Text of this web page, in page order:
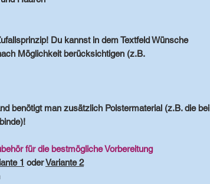
Du kannst in dem Textfeld Wünsche
Möglichkeit berücksichtigen (z.B.
benötigt man zusätzlich Polstermaterial (z.B. die bei
für die bestmögliche Vorbereitung
1 oderVariante 2